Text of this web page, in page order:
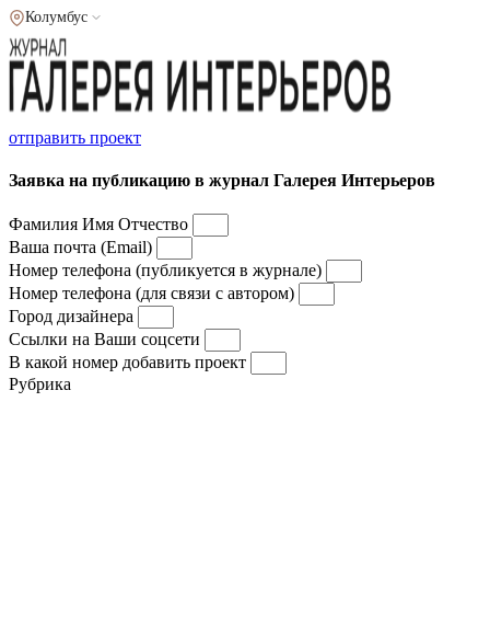
Колумбус
отправить проект
Заявка на публикацию в журнал Галерея Интерьеров
Фамилия Имя Отчество
Ваша почта (Email)
Номер телефона (публикуется в журнале)
Номер телефона (для связи с автором)
Город дизайнера
Ссылки на Ваши соцсети
В какой номер добавить проект
Рубрика